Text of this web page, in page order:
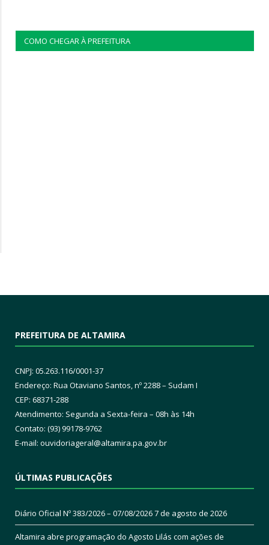
COMO CHEGAR À PREFEITURA
PREFEITURA DE ALTAMIRA
CNPJ: 05.263.116/0001-37
Endereço: Rua Otaviano Santos, nº 2288 – Sudam I
CEP: 68371-288
Atendimento: Segunda a Sexta-feira – 08h às 14h
Contato: (93) 99178-9762
E-mail: ouvidoriageral@altamira.pa.gov.br
ÚLTIMAS PUBLICAÇÕES
Diário Oficial Nº 383/2026 – 07/08/20267 de agosto de 2026
Altamira abre programação do Agosto Lilás com ações de